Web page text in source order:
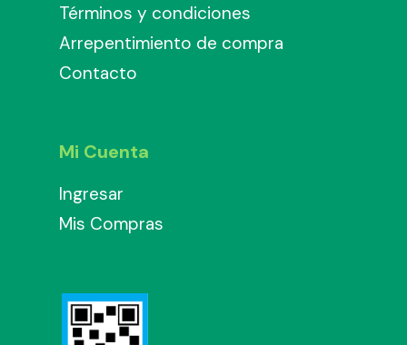
Términos y condiciones
Arrepentimiento de compra
Contacto
Mi Cuenta
Ingresar
Mis Compras